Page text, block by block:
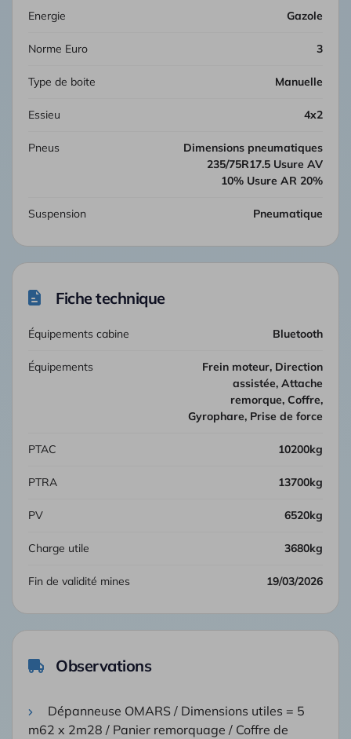
Energie Gazole
Norme Euro 3
Type de boite manuelle
Essieu 4x2
Pneus
Dimensions pneumatiques
235/75R17.5 Usure AV
10% Usure AR 20%
Suspension Pneumatique
Fiche technique
Équipements cabine bluetooth
Équipements
Frein moteur, Direction
assistée, Attache
remorque, Coffre,
Gyrophare, Prise de force
PTAC 10200kg
PTRA 13700kg
PV 6520kg
Charge utile 3680kg
Fin de validité mines 19/03/2026
Observations
Dépanneuse OMARS / Dimensions utiles = 5
m62 x 2m28 / Panier remorquage / Coffre de